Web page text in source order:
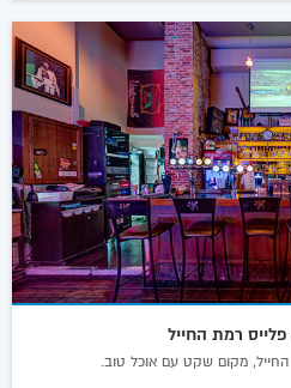
רמת החייל
מקום שקט עם אוכל טוב.